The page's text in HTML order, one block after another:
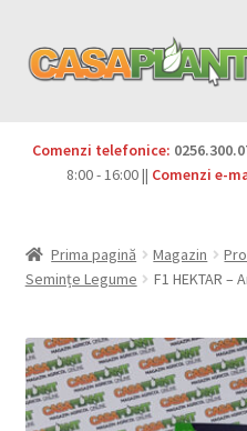
Pesticide
Produse BIO
Igienă publică
Comenzi telefonice:
8:00 - 16:00 || Comenzi e-
Prima pagină Magazin
Semințe Legume
F1 HEKTAR –